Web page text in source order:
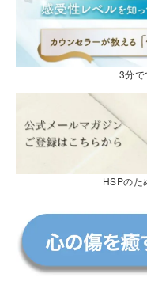
3分
HSPのた